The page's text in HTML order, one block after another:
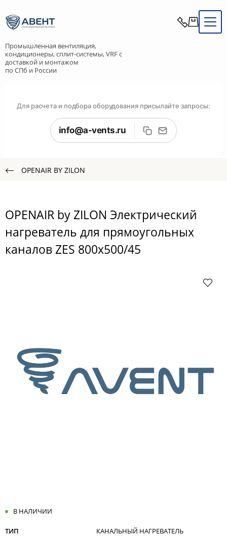
Промышленная вентиляция,
кондиционеры, сплит-системы, VRF с
доставкой и монтажом
по СПб и России
Для расчета и подбора оборудования присылайте запросы:
info@a-vents.ru
OPENAIR BY ZILON
OPENAIR by ZILON Электрический
нагреватель для прямоугольных
каналов ZES 800x500/45
В НАЛИЧИИ
ТИП
КАНАЛЬНЫЙ НАГРЕВАТЕЛЬ